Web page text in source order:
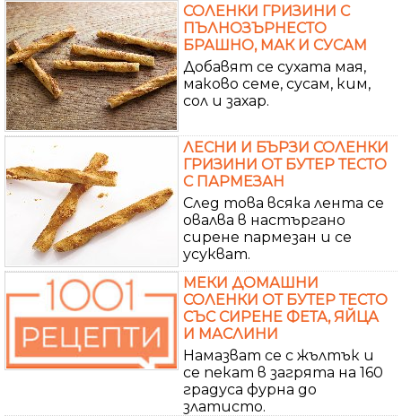
СОЛЕНКИ ГРИЗИНИ С
ПЪЛНОЗЪРНЕСТО
БРАШНО, МАК И СУСАМ
Добавят се сухата мая,
маково семе, сусам, ким,
сол и захар.
ЛЕСНИ И БЪРЗИ СОЛЕНКИ
ГРИЗИНИ ОТ БУТЕР ТЕСТО
С ПАРМЕЗАН
След това всяка лента се
овалва в настъргано
сирене пармезан и се
усукват.
МЕКИ ДОМАШНИ
СОЛЕНКИ ОТ БУТЕР ТЕСТО
СЪС СИРЕНЕ ФЕТА, ЯЙЦА
И МАСЛИНИ
Намазват се с жълтък и
се пекат в загрята на 160
градуса фурна до
златисто.